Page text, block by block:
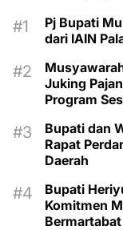
Pj Bupati
dari IAIN
Juking
Program
Bupati dan
Rapat
Daerah
Bupati
Komitmen
Bermartabat